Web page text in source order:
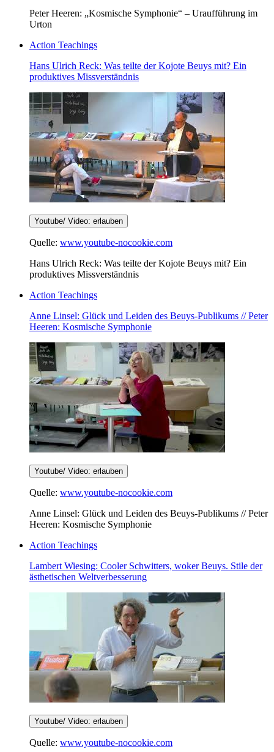
Peter Heeren: „Kosmische Symphonie“ – Uraufführung im
Urton
Action Teachings
Hans Ulrich Reck: Was teilte der Kojote Beuys mit? Ein
produktives Missverständnis
Youtube/ Video: erlauben
Quelle: www.youtube-nocookie.com
Hans Ulrich Reck: Was teilte der Kojote Beuys mit? Ein
produktives Missverständnis
Action Teachings
Anne Linsel: Glück und Leiden des Beuys-Publikums // Peter
Heeren: Kosmische Symphonie
Youtube/ Video: erlauben
Quelle: www.youtube-nocookie.com
Anne Linsel: Glück und Leiden des Beuys-Publikums // Peter
Heeren: Kosmische Symphonie
Action Teachings
Lambert Wiesing: Cooler Schwitters, woker Beuys. Stile der
ästhetischen Weltverbesserung
Youtube/ Video: erlauben
Quelle: www.youtube-nocookie.com